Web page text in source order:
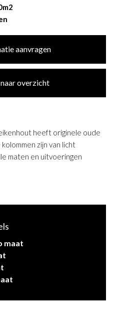
maat
aanvragen
overzicht
heeft originele oude
zijn van licht
maten en uitvoeringen